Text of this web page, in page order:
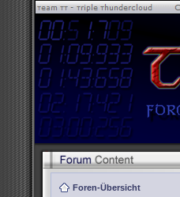
Foren-Übersicht